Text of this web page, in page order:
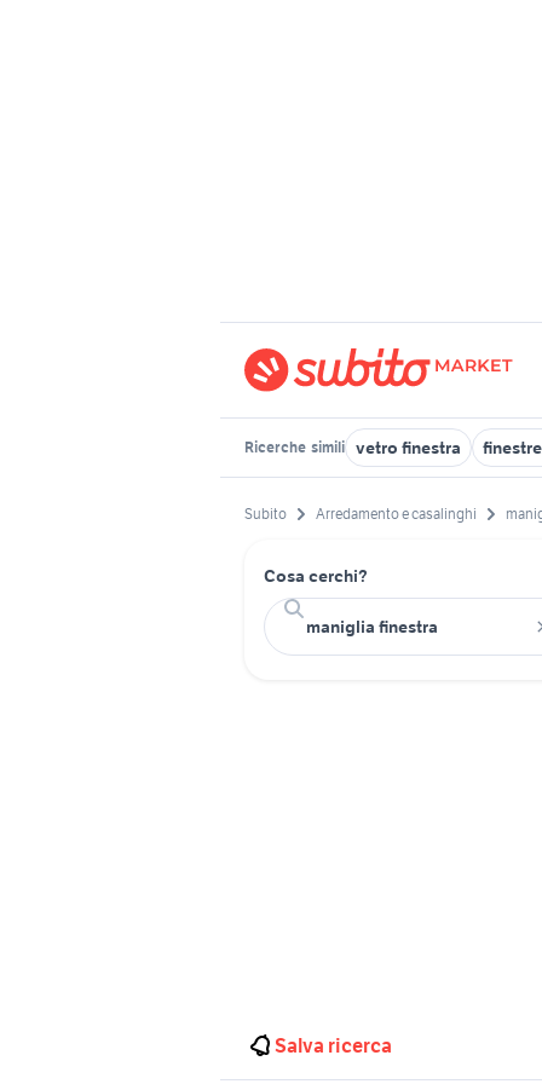
Ricerche simili vetro finestra
Subito Arredamento e casalinghi
Cosa cerchi?
Salva ricerca